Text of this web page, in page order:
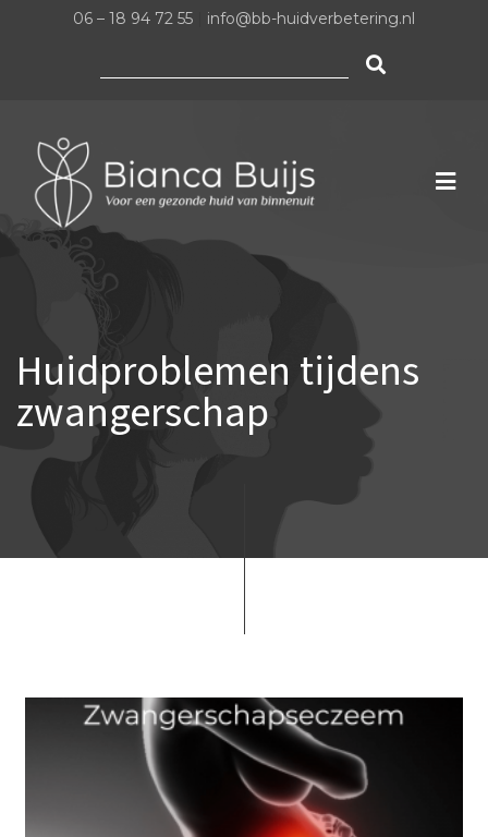
06 – 18 94 72 55 info@bb-huidverbetering.nl
Huidproblemen tijdens
zwangerschap